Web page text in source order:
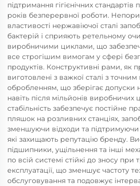
підтримання гігієнічних стандартів
років безперервної роботи.
властивості нержавіючої сталі
бактерій і сприяють ретельному
виробничими циклами, що
все строгішим вимогам у сфері
продуктів. Конструктивні рами, як
виготовлені з важкої сталі з
обробленням, що зберігає допуски
навіть після мільйонів виробничих
стабільність забезпечує постійне
пляшок на розливних станціях,
зменшуючи відходи та підтримуючи
які захищають репутацію бренду.
підшипники, ущільнення та інші
по всій системі стійкі до зносу при
експлуатації, що зменшує частоту
обслуговування та подовжує